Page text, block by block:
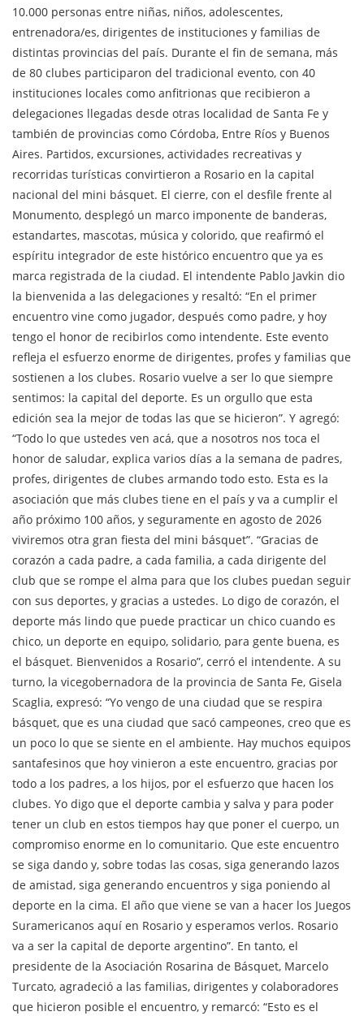
10.000 personas entre niñas, niños, adolescentes,
entrenadora/es, dirigentes de instituciones y familias de
distintas provincias del país. Durante el fin de semana, más
de 80 clubes participaron del tradicional evento, con 40
instituciones locales como anfitrionas que recibieron a
delegaciones llegadas desde otras localidad de Santa Fe y
también de provincias como Córdoba, Entre Ríos y Buenos
Aires. Partidos, excursiones, actividades recreativas y
recorridas turísticas convirtieron a Rosario en la capital
nacional del mini básquet. El cierre, con el desfile frente al
Monumento, desplegó un marco imponente de banderas,
estandartes, mascotas, música y colorido, que reafirmó el
espíritu integrador de este histórico encuentro que ya es
marca registrada de la ciudad. El intendente Pablo Javkin dio
la bienvenida a las delegaciones y resaltó: “En el primer
encuentro vine como jugador, después como padre, y hoy
tengo el honor de recibirlos como intendente. Este evento
refleja el esfuerzo enorme de dirigentes, profes y familias que
sostienen a los clubes. Rosario vuelve a ser lo que siempre
sentimos: la capital del deporte. Es un orgullo que esta
edición sea la mejor de todas las que se hicieron”. Y agregó:
“Todo lo que ustedes ven acá, que a nosotros nos toca el
honor de saludar, explica varios días a la semana de padres,
profes, dirigentes de clubes armando todo esto. Esta es la
asociación que más clubes tiene en el país y va a cumplir el
año próximo 100 años, y seguramente en agosto de 2026
viviremos otra gran fiesta del mini básquet”. “Gracias de
corazón a cada padre, a cada familia, a cada dirigente del
club que se rompe el alma para que los clubes puedan seguir
con sus deportes, y gracias a ustedes. Lo digo de corazón, el
deporte más lindo que puede practicar un chico cuando es
chico, un deporte en equipo, solidario, para gente buena, es
el básquet. Bienvenidos a Rosario”, cerró el intendente. A su
turno, la vicegobernadora de la provincia de Santa Fe, Gisela
Scaglia, expresó: “Yo vengo de una ciudad que se respira
básquet, que es una ciudad que sacó campeones, creo que es
un poco lo que se siente en el ambiente. Hay muchos equipos
santafesinos que hoy vinieron a este encuentro, gracias por
todo a los padres, a los hijos, por el esfuerzo que hacen los
clubes. Yo digo que el deporte cambia y salva y para poder
tener un club en estos tiempos hay que poner el cuerpo, un
compromiso enorme en lo comunitario. Que este encuentro
se siga dando y, sobre todas las cosas, siga generando lazos
de amistad, siga generando encuentros y siga poniendo al
deporte en la cima. El año que viene se van a hacer los Juegos
Suramericanos aquí en Rosario y esperamos verlos. Rosario
va a ser la capital de deporte argentino”. En tanto, el
presidente de la Asociación Rosarina de Básquet, Marcelo
Turcato, agradeció a las familias, dirigentes y colaboradores
que hicieron posible el encuentro, y remarcó: “Esto es el